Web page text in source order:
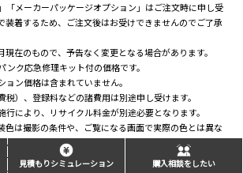
メーカーパッケージオプション」はご注文時に申し受
装着するため、ご注文後はお受けできませんのでご了承
在のもので、予告なく変更となる場合があります。
ク応急修理キット付の価格です。
ン価格は含まれていません。
）、登録料などの諸費用は別途申し受けます。
により、リサイクル料金が別途必要となります。
は撮影の条件や、ご覧になる画面で実際の色とは異な
。また、実車においてもご覧になる環境（屋内外、光の角
ーの見え方は異なります。
見積もりシミュレーション 購入相談をしたい